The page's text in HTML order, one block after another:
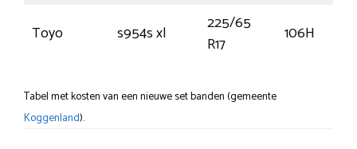
Toyo s954s xl
225/65
R17
106H
Tabel met kosten van een nieuwe set banden (gemeente
Koggenland).